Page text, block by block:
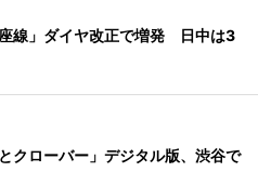
線」ダイヤ改正で増発 日中は3
クローバー」デジタル版、渋谷で